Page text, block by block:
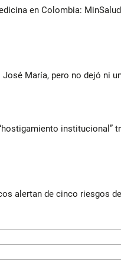
en Colombia:
María, pero no dejó ni
institucional”
alertan de cinco riesgos